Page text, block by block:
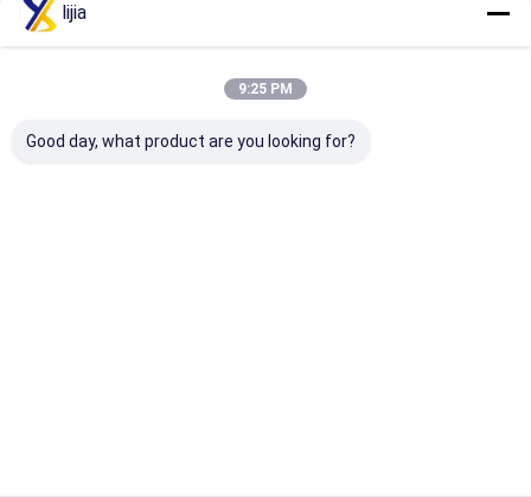
lijia
9:25 PM
Good day, what product are you looking for?